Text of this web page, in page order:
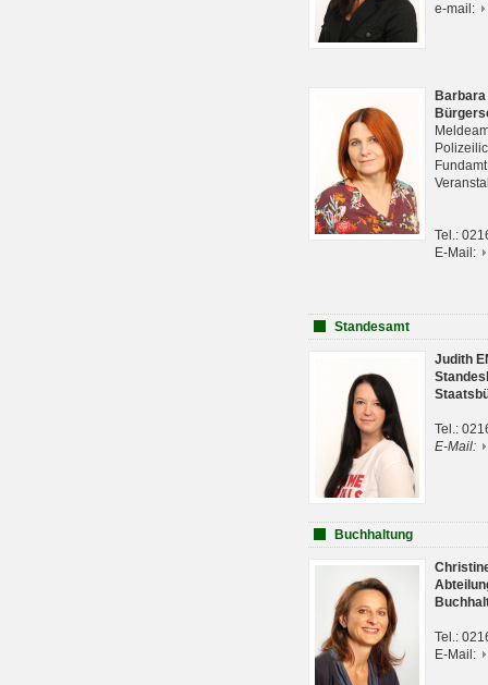
e-mail:
Tel.:
E-Mail:
Standesamt
Judith
Tel.:
E-Mail:
Buchhaltung
Tel.:
E-Mail: